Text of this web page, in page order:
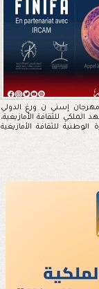
مهرجان إسني ن ورغ الدولي
الملكي للثقافة الأمازيغية،
للثقافة الأمازيغية